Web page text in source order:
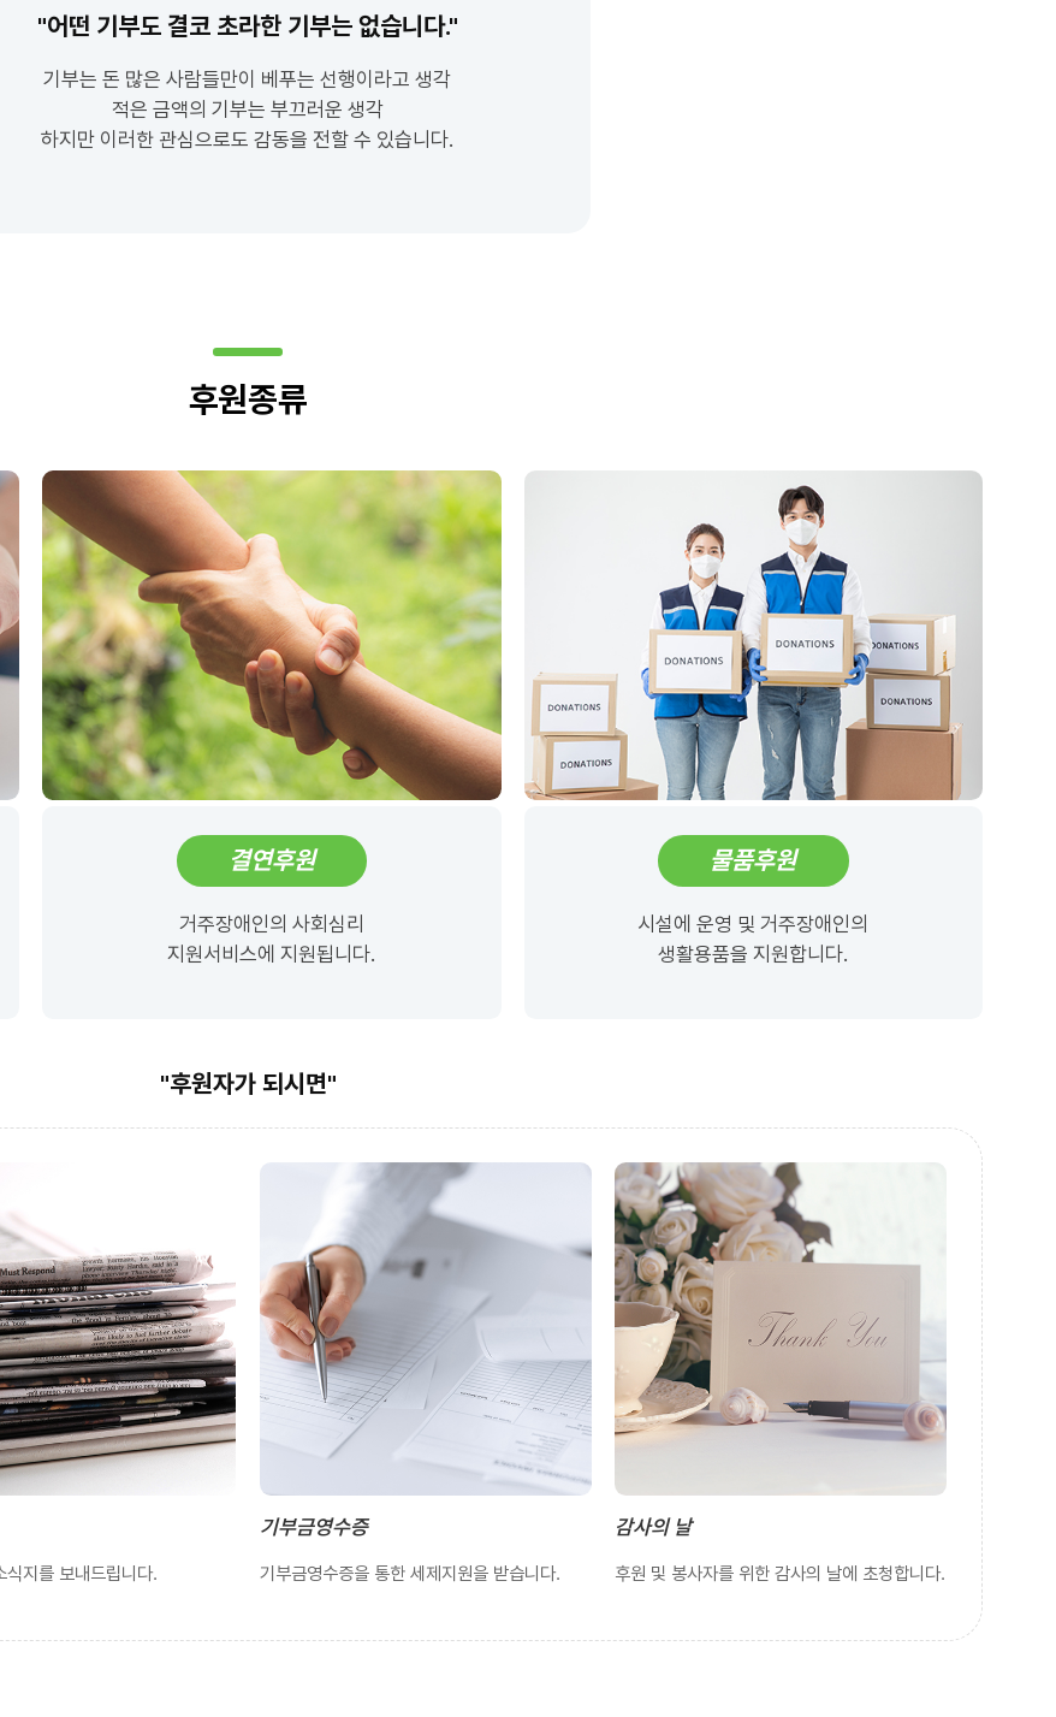
"어떤 기부도 결코 초라한 기부는 없습니다."
기부는 돈 많은 사람들만이 베푸는 선행이라고 생각
적은 금액의 기부는 부끄러운 생각
하지만 이러한 관심으로도 감동을 전할 수 있습니다.
후원종류
결연후원
거주장애인의 사회심리
지원서비스에 지원됩니다.
물품후원
시설에 운영 및 거주장애인의
생활용품을 지원합니다.
"후원자가 되시면"
식지를 보내드립니다.
기부금영수증
기부금영수증을 통한 세제지원을 받습니다.
감사의 날
후원 및 봉사자를 위한 감사의 날에 초청합니다.